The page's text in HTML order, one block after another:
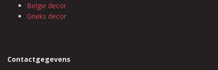
Belgie decor
Grieks decor
Contactgegevens